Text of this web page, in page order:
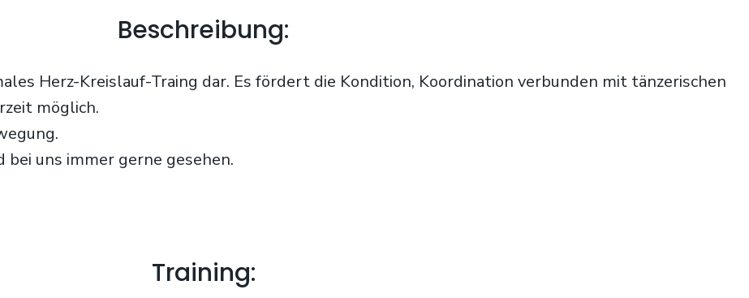
Beschreibung:
Herz-Kreislauf-Traing dar. Es fördert die Kondition, Koordination verbunden mit tänzerischen
möglich.
uns immer gerne gesehen.
Training: